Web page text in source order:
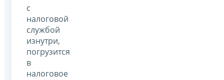
с
налоговой
службой
изнутри,
погрузится
в
налоговое